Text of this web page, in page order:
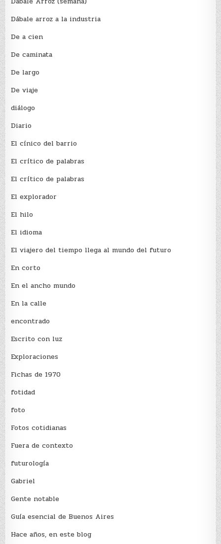
Dábale arroz a la industria
De a cien
De caminata
De largo
De viaje
diálogo
Diario
El cínico del barrio
El crí­tico de palabras
El crí­tico de palabras
El explorador
El hilo
El idioma
El viajero del tiempo llega al mundo del futuro
En corto
En el ancho mundo
En la calle
encontrado
Escrito con luz
Exploraciones
Fichas de 1970
fotidad
foto
Fotos cotidianas
Fuera de contexto
futurología
Gabriel
Gente notable
Guía esencial de Buenos Aires
Hace años, en este blog